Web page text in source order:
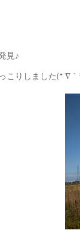
見♪
こりしました(*´∇｀